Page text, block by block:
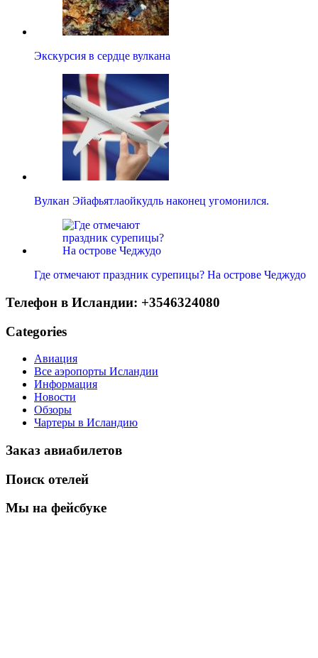
Экскурсия в сердце вулкана
Вулкан Эйафьятлаойкудль наконец угомонился.
Где отмечают праздник сурепицы? На острове Чеджудо
Телефон в Исландии: +3546324080
Categories
Авиация
Все аэропорты Исландии
Информация
Новости
Обзоры
Чартеры в Исландию
Заказ авиабилетов
Поиск отелей
Мы на фейсбуке